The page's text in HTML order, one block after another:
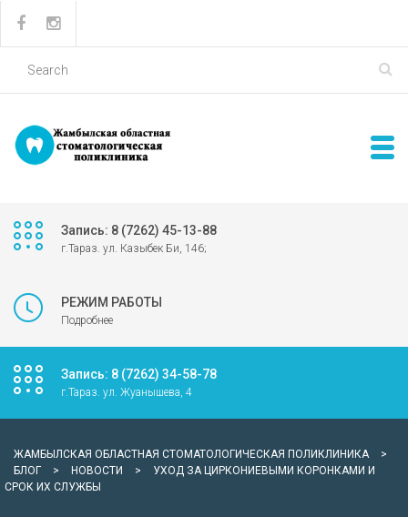
Запись: 8 (7262) 45-13-88
г.Тараз. ул. Казыбек Би, 146;
РЕЖИМ РАБОТЫ
Подробнее
Запись: 8 (7262) 34-58-78
г.Тараз. ул. Жуанышева, 4
ЖАМБЫЛСКАЯ ОБЛАСТНАЯ СТОМАТОЛОГИЧЕСКАЯ ПОЛИКЛИНИКА
>
БЛОГ
> НОВОСТИ >
УХОД ЗА ЦИРКОНИЕВЫМИ КОРОНКАМИ И
СРОК ИХ СЛУЖБЫ